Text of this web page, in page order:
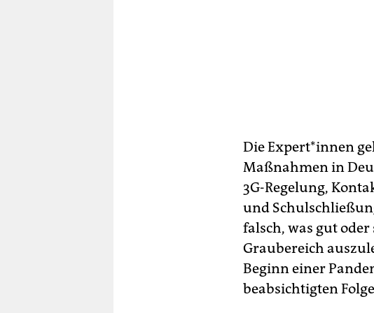
Die Ex­per­t*in­nen
Maßnahmen in
3G-Regelung,
und
falsch, was gut
Graubereich
Beginn einer
beabsichtigten